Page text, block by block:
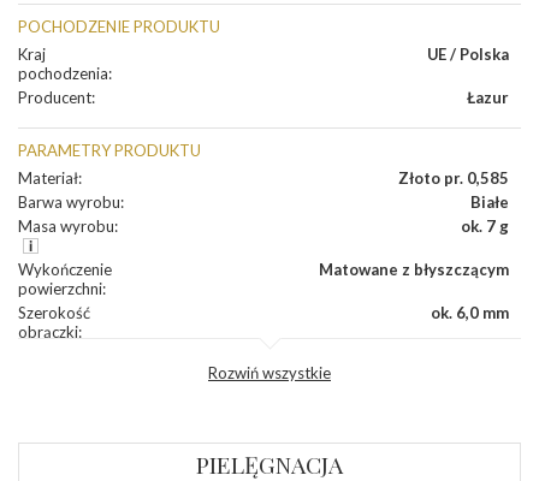
POCHODZENIE PRODUKTU
Kraj
pochodzenia:
UE / Polska
Producent: Łazur
PARAMETRY PRODUKTU
Materiał:
Złoto pr. 0,585
Barwa wyrobu:
Białe
Masa wyrobu: ok. 7 g
Wykończenie
powierzchni:
Matowane z błyszczącym
Szerokość
obrączki:
ok. 6,0 mm
Rozwiń wszystkie
PIELĘGNACJA